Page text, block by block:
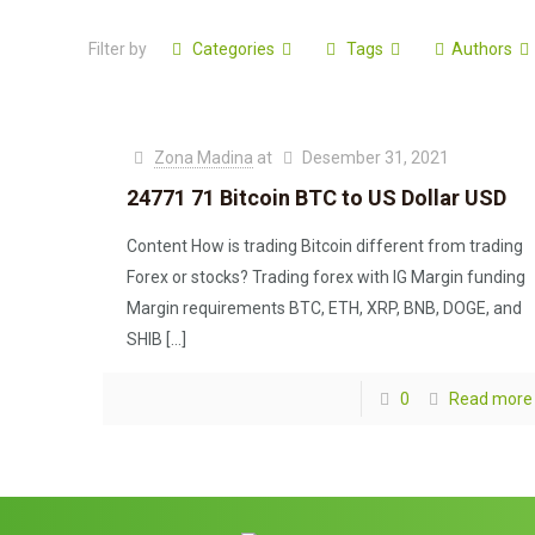
daarom een ​​dubbel plezier bij de gewoonte.
Filter by Categories Tags Authors
Zona Madina at Desember 31, 2021
24771 71 Bitcoin BTC to US Dollar USD
Content How is trading Bitcoin different from trading
Forex or stocks? Trading forex with IG Margin funding
Margin requirements BTC, ETH, XRP, BNB, DOGE, and
SHIB
0 Read more